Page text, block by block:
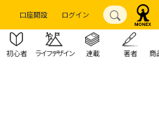
口座開設 ログイン
初心者 ライフデザイン 連載 著者 商